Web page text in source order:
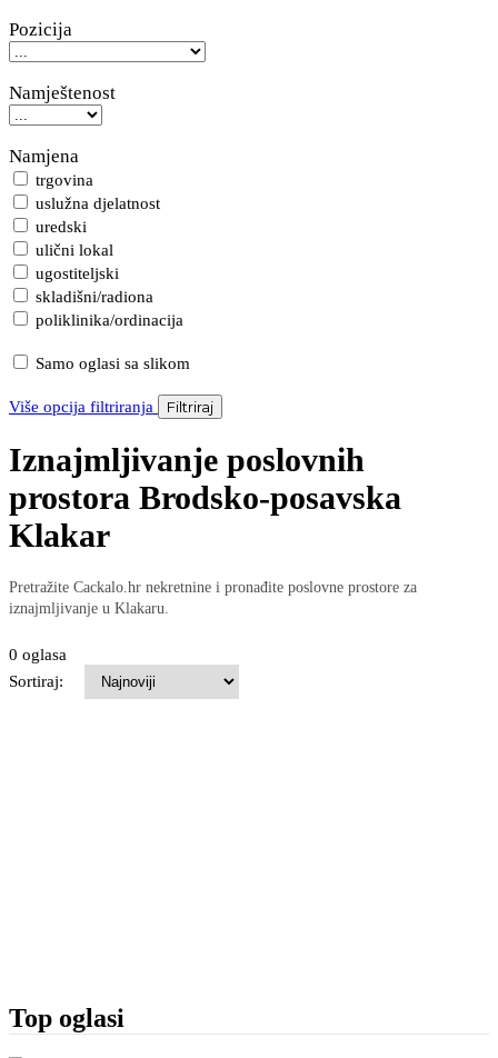
Pozicija
Namještenost
Namjena
trgovina
uslužna djelatnost
uredski
ulični lokal
ugostiteljski
skladišni/radiona
poliklinika/ordinacija
Samo oglasi sa slikom
Više opcija filtriranja Filtriraj
Iznajmljivanje poslovnih
prostora Brodsko-posavska
Klakar
Pretražite Cackalo.hr nekretnine i pronađite poslovne prostore za
iznajmljivanje u Klakaru.
0 oglasa
Sortiraj:
Top oglasi